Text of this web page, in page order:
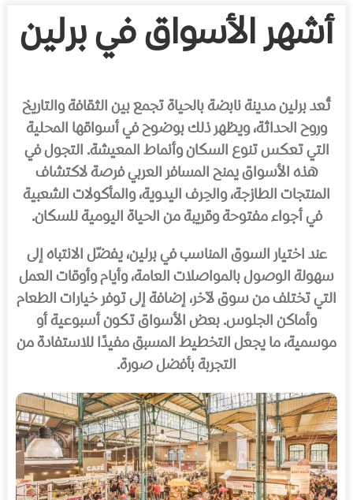
أشهر الأسواق في برلين
تُعد برلين مدينة نابضة بالحياة تجمع بين الثقافة والتاريخ
وروح الحداثة، ويظهر ذلك بوضوح في أسواقها المحلية
التي تعكس تنوع السكان وأنماط المعيشة. التجول في
هذه الأسواق يمنح المسافر العربي فرصة لاكتشاف
المنتجات الطازجة، والحِرف اليدوية، والمأكولات الشعبية
في أجواء مفتوحة وقريبة من الحياة اليومية للسكان.
عند اختيار السوق المناسب في برلين، يفضّل الانتباه إلى
سهولة الوصول بالمواصلات العامة، وأيام وأوقات العمل
التي تختلف من سوق لآخر، إضافة إلى توفر خيارات الطعام
وأماكن الجلوس. بعض الأسواق تكون أسبوعية أو
موسمية، ما يجعل التخطيط المسبق مفيدًا للاستفادة من
التجربة بأفضل صورة.